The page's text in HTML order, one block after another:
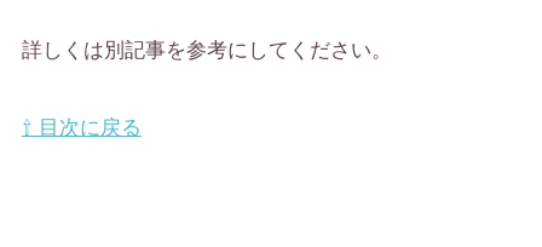
詳しくは別記事を参考にしてください。
⇧ 目次に戻る